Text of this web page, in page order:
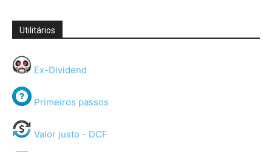
Utilitários
Ex-Dividend
Primeiros passos
Valor justo - DCF